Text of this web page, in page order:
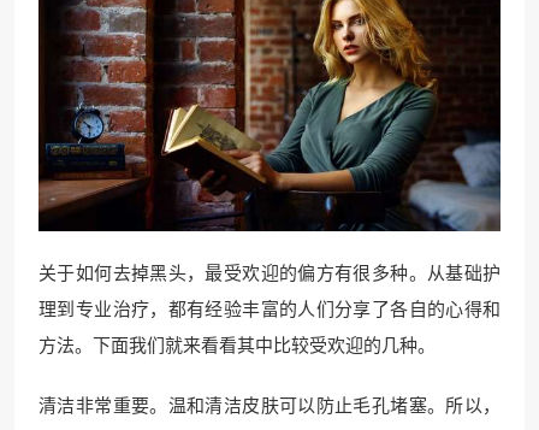
关于如何去掉黑头，最受欢迎的偏方有很多种。从基础护
理到专业治疗，都有经验丰富的人们分享了各自的心得和
方法。下面我们就来看看其中比较受欢迎的几种。
清洁非常重要。温和清洁皮肤可以防止毛孔堵塞。所以，